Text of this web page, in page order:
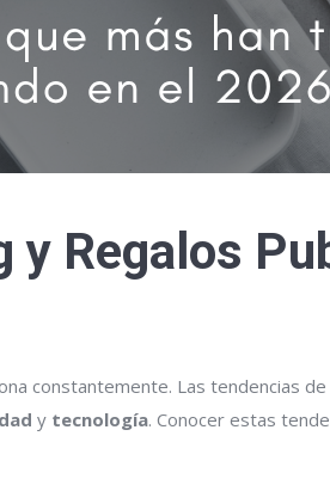
y Regalos
constantemente. Las tendencias
y tecnología. Conocer estas